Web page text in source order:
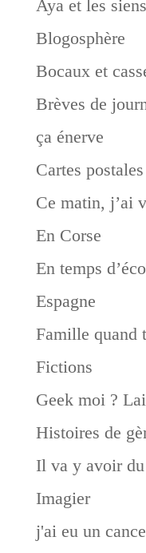
Aya et les siens
Blogosphère
Bocaux et
Brèves de
ça énerve
Cartes postales
Ce matin, j’ai
En Corse
En temps
Espagne
Famille quand
Fictions
Geek moi ?
Histoires de
Il va y avoir
Imagier
j'ai eu un